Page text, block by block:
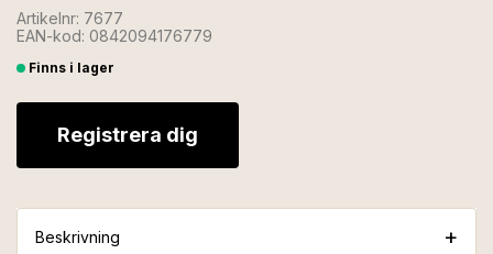
Artikelnr: 7677
EAN-kod: 0842094176779
Finns i lager
Registrera dig
Beskrivning